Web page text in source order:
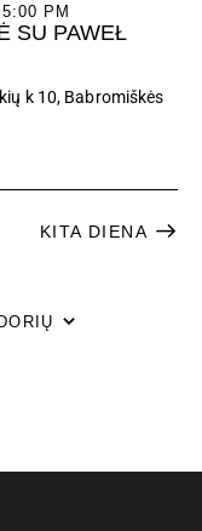
SU PAWEŁ
5:00 PM
k 10, Babromiškės
KITA DIENA